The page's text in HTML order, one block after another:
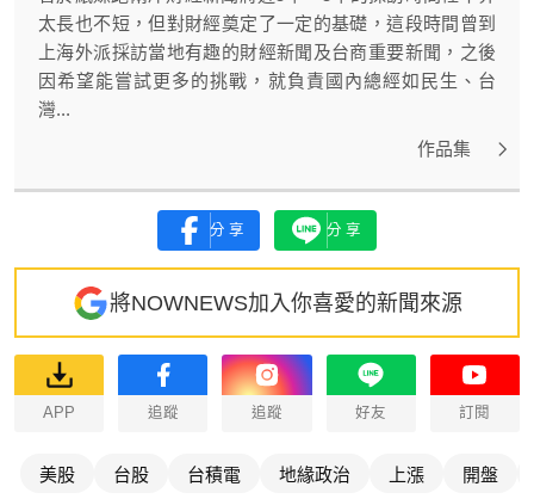
太長也不短，但對財經奠定了一定的基礎，這段時間曾到
上海外派採訪當地有趣的財經新聞及台商重要新聞，之後
因希望能嘗試更多的挑戰，就負責國內總經如民生、台
灣...
作品集
分享 分享
將NOWNEWS加入你喜愛的新聞來源
APP 追蹤 追蹤 好友 訂閱
美股 台股 台積電 地緣政治 上漲 開盤